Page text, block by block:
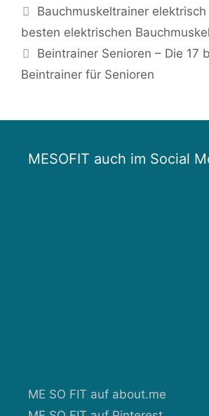
Beitrags-
Navigation
Bauchmuskeltrainer elektrisch
besten elektrischen
Beintrainer Senioren – Die 17
Beintrainer für Senioren
MESOFIT auch im Social
ME SO FIT auf about.me